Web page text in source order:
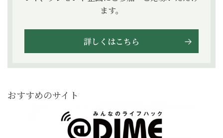
ます。
詳しくはこちら
おすすめのサイト